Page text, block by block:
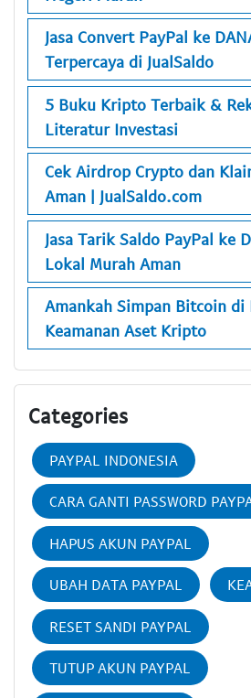
Jasa Convert PayPal ke
Terpercaya di JualSaldo
5 Buku Kripto Terbaik &
Literatur Investasi
Cek Airdrop Crypto dan
Aman | JualSaldo.com
Jasa Tarik Saldo PayPal ke
Lokal Murah Aman
Amankah Simpan Bitcoin di
Keamanan Aset Kripto
Categories
PAYPAL INDONESIA
CARA GANTI PASSWORD
HAPUS AKUN PAYPAL
UBAH DATA PAYPAL
RESET SANDI PAYPAL
TUTUP AKUN PAYPAL